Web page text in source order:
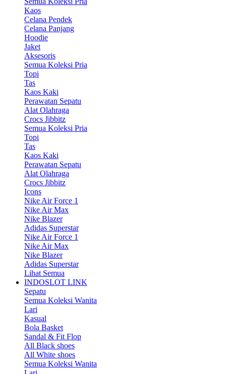
Kaos
Celana Pendek
Celana Panjang
Hoodie
Jaket
Aksesoris
Semua Koleksi Pria
Topi
Tas
Kaos Kaki
Perawatan Sepatu
Alat Olahraga
Crocs Jibbitz
Semua Koleksi Pria
Topi
Tas
Kaos Kaki
Perawatan Sepatu
Alat Olahraga
Crocs Jibbitz
Icons
Nike Air Force 1
Nike Air Max
Nike Blazer
Adidas Superstar
Nike Air Force 1
Nike Air Max
Nike Blazer
Adidas Superstar
Lihat Semua
INDOSLOT LINK
Sepatu
Semua Koleksi Wanita
Lari
Kasual
Bola Basket
Sandal & Fit Flop
All Black shoes
All White shoes
Semua Koleksi Wanita